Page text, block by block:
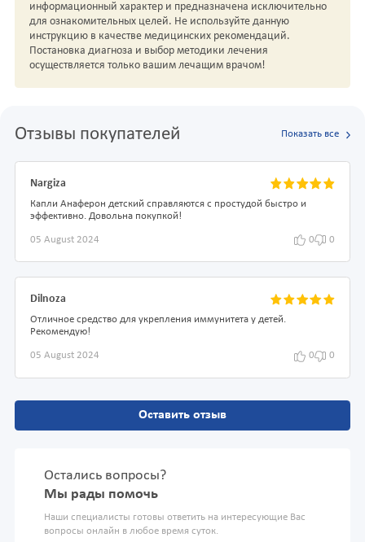
информационный характер и предназначена исключительно
для ознакомительных целей. Не используйте данную
инструкцию в качестве медицинских рекомендаций.
Постановка диагноза и выбор методики лечения
осуществляется только вашим лечащим врачом!
Отзывы покупателей Показать все
Nargiza
Капли Анаферон детский справляются с простудой быстро и
эффективно. Довольна покупкой!
05 August 2024 0 0
Dilnoza
Отличное средство для укрепления иммунитета у детей.
Рекомендую!
05 August 2024 0 0
Оставить отзыв
Остались вопросы?
Мы рады помочь
Наши специалисты готовы ответить на интересующие Вас
вопросы онлайн в любое время суток.